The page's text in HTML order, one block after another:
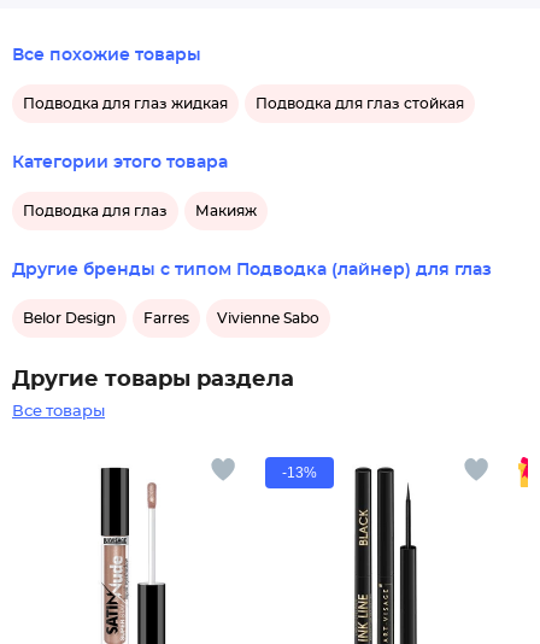
Все похожие товары
Подводка для глаз жидкая Подводка для глаз стойкая
Категории этого товара
Подводка для глаз Макияж
Другие бренды с типом Подводка (лайнер) для глаз
Belor Design Farres Vivienne Sabo
Другие товары раздела
Все товары
-13%